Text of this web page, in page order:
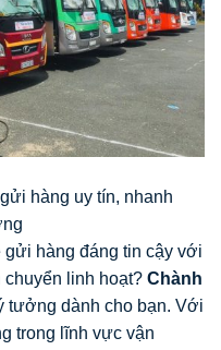
hàng uy tín, nhanh
gửi hàng đáng tin cậy với
linh hoạt? Chành
tưởng dành cho bạn. Với
trong lĩnh vực vận